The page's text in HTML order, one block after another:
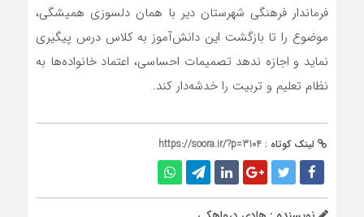
فرماندار فرهنگی شهرستان دیر با همان دلسوزی همیشگی،
موضوع را تا بازگشت این دانش‌آموز به کلاس درس پیگیری
نماید و اجازه ندهد تصمیمات احساسی، اعتماد خانواده‌ها به
نظام تعلیم و تربیت را خدشه‌دار کند.
لینک کوتاه : https://soora.ir/?p=3104